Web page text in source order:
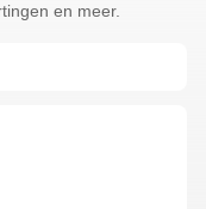
en meer.